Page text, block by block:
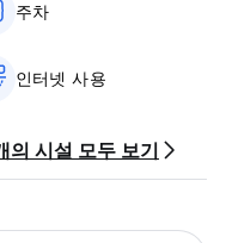
약을 무료로 취소하실
이 청구됩니다.
original language)
주차
인터넷 사용
의 시설 모두 보기